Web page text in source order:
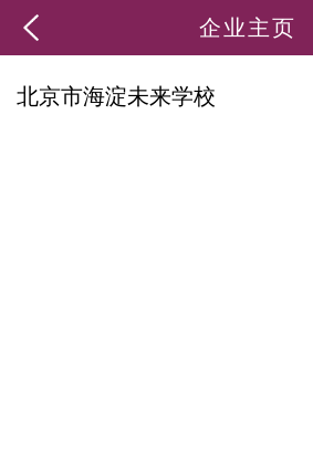
企业主页
北京市海淀未来学校